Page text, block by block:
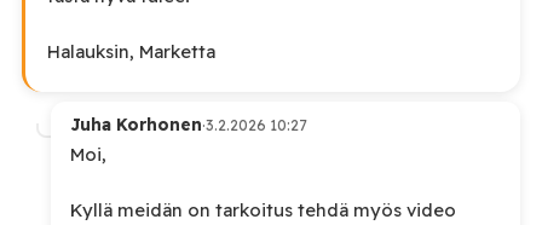
Halauksin, Marketta
Juha Korhonen·3.2.2026 10:27
Moi,
Kyllä meidän on tarkoitus tehdä myös video